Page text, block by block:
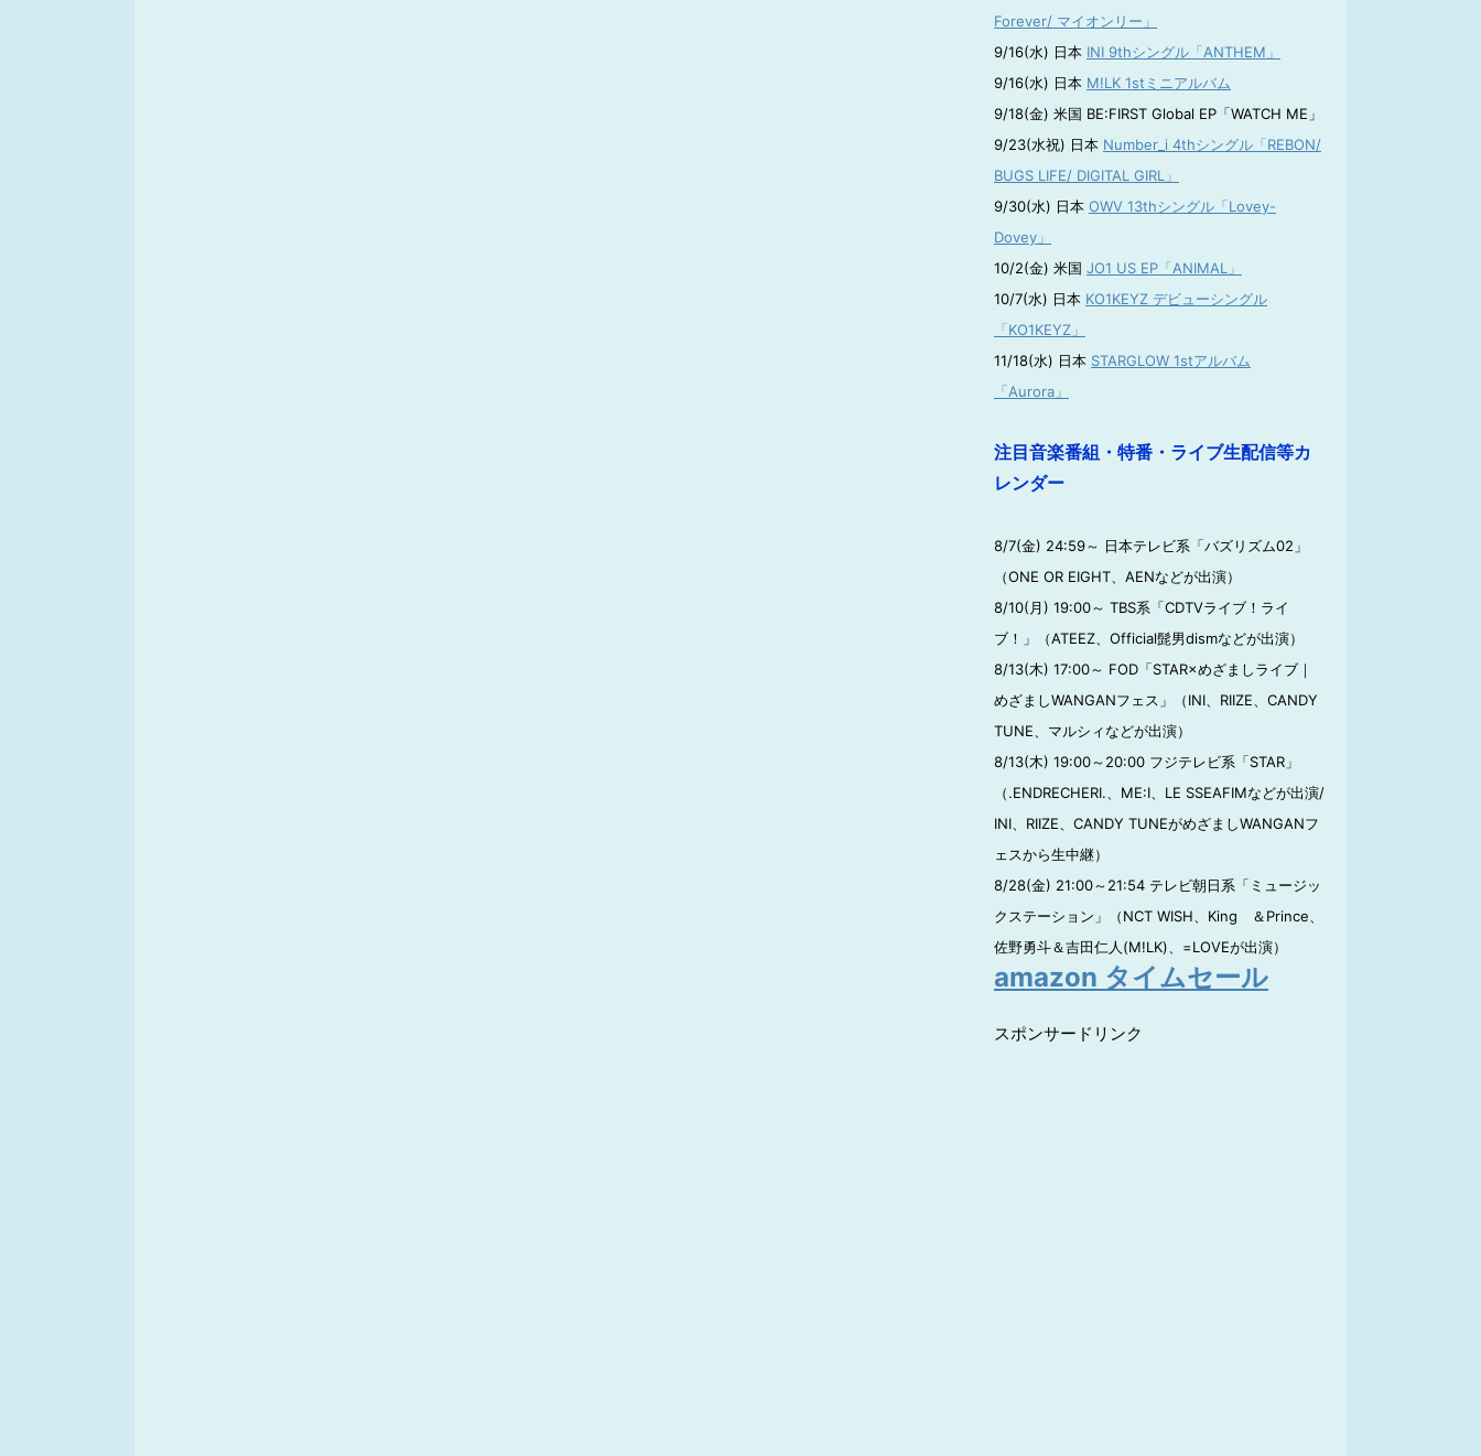
Forever/ マイオンリー」
9/16(水) 日本 INI 9thシングル「ANTHEM」
9/16(水) 日本 M!LK 1stミニアルバム
9/18(金) 米国 BE:FIRST Global EP「WATCH ME」
9/23(水祝) 日本 Number_i 4thシングル「REBON/
BUGS LIFE/ DIGITAL GIRL」
9/30(水) 日本 OWV 13thシングル「Lovey-
Dovey」
10/2(金) 米国 JO1 US EP「ANIMAL」
10/7(水) 日本 KO1KEYZ デビューシングル
「KO1KEYZ」
11/18(水) 日本 STARGLOW 1stアルバム
「Aurora」
注目音楽番組・特番・ライブ生配信等カ
レンダー
8/7(金) 24:59～ 日本テレビ系「バズリズム02」
（ONE OR EIGHT、AENなどが出演）
8/10(月) 19:00～ TBS系「CDTVライブ！ライ
ブ！」（ATEEZ、Official髭男dismなどが出演）
8/13(木) 17:00～ FOD「STAR×めざましライブ｜
めざましWANGANフェス」（INI、RIIZE、CANDY
TUNE、マルシィなどが出演）
8/13(木) 19:00～20:00 フジテレビ系「STAR」
（.ENDRECHERI.、ME:I、LE SSEAFIMなどが出演/
INI、RIIZE、CANDY TUNEがめざましWANGANフ
ェスから生中継）
8/28(金) 21:00～21:54 テレビ朝日系「ミュージッ
クステーション」（NCT WISH、King ＆Prince、
佐野勇斗＆吉田仁人(M!LK)、=LOVEが出演）
amazon タイムセール
スポンサードリンク